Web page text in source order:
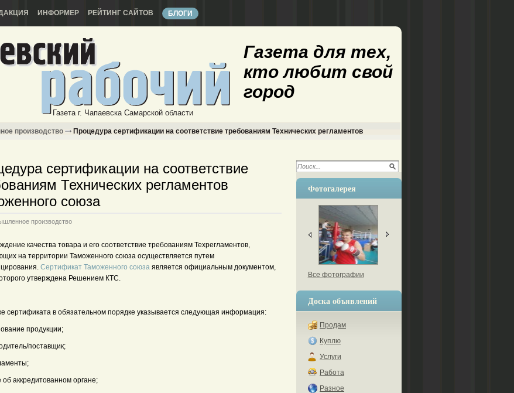
ИНФОРМЕР РЕЙТИНГ САЙТОВ БЛОГИ
Газета г. Чапаевска Самарской области
Газета для тех,
кто любит свой
город
производство Процедура сертификации на соответствие требованиям Технических регламентов
сертификации на соответствие
Технических регламентов
союза
производство
качества товара и его соответствие требованиям Техрегламентов,
на территории Таможенного союза осуществляется путем
Сертификат Таможенного союза является официальным документом,
утверждена Решением КТС.
сертификата в обязательном порядке указывается следующая информация:
продукции;
поставщик;
аккредитованном органе;
Фотогалерея
Все фотографии
Доска объявлений
Продам
Куплю
Услуги
Работа
Разное